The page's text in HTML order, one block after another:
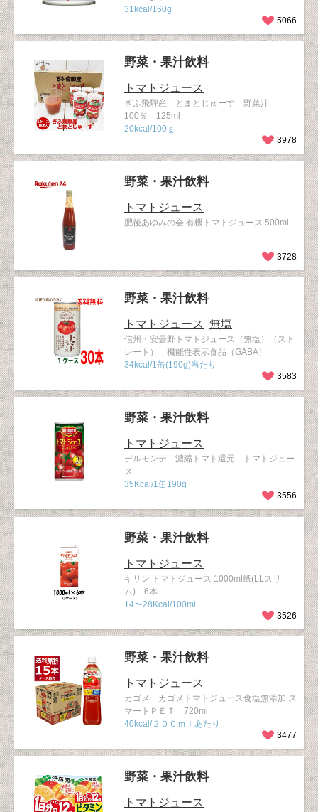
31kcal/160g
5066
野菜・果汁飲料
トマトジュース
ぎふ飛騨産 とまとじゅーす 野菜汁
100％ 125ml
20kcal/100ｇ
3978
野菜・果汁飲料
トマトジュース
肥後あゆみの会 有機トマトジュース 500ml
3728
野菜・果汁飲料
トマトジュース 無塩
信州・安曇野トマトジュース（無塩）（スト
レート） 機能性表示食品（GABA）
34kcal/1缶(190g)当たり
3583
野菜・果汁飲料
トマトジュース
デルモンテ 濃縮トマト還元 トマトジュー
ス
35Kcal/1缶190g
3556
野菜・果汁飲料
トマトジュース
キリン トマトジュース 1000ml紙(LLスリ
ム) 6本
14〜28Kcal/100ml
3526
野菜・果汁飲料
トマトジュース
カゴメ カゴメトマトジュース食塩無添加 ス
マートＰＥＴ 720ml
40kcal/２００ｍｌあたり
3477
野菜・果汁飲料
トマトジュース